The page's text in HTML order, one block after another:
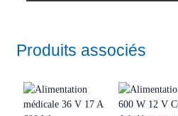
Produits associés